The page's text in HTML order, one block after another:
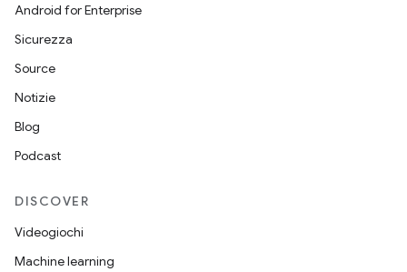
Android for Enterprise
Sicurezza
Source
Notizie
Blog
Podcast
DISCOVER
Videogiochi
Machine learning